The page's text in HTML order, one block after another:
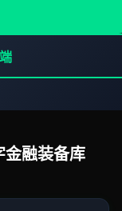
金融装备库